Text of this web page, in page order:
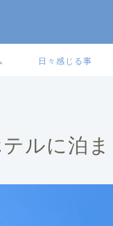
日々感じる事
ルに泊ま